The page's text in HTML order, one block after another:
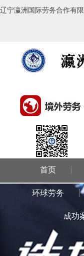
辽宁瀛洲国际劳务合作有
首页
环球劳务
成功